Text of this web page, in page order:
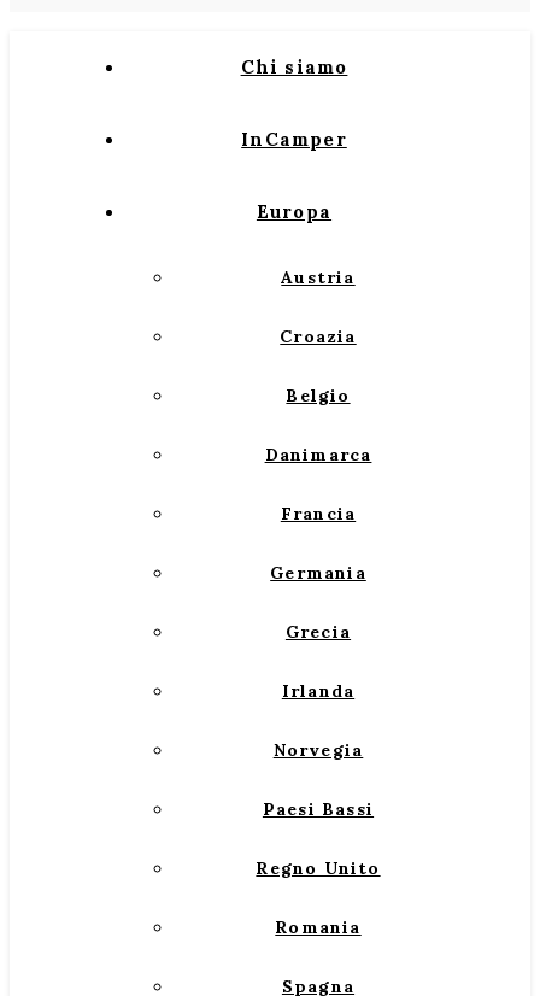
Chi siamo
InCamper
Europa
Austria
Croazia
Belgio
Danimarca
Francia
Germania
Grecia
Irlanda
Norvegia
Paesi Bassi
Regno Unito
Romania
Spagna